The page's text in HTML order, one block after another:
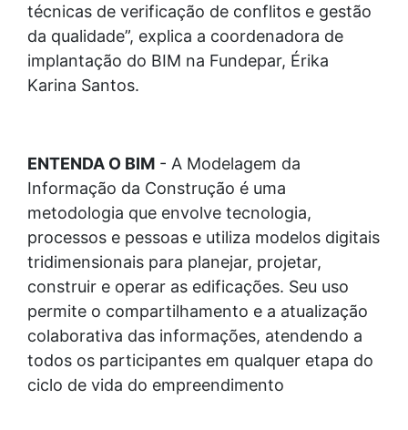
técnicas de verificação de conflitos e gestão
da qualidade”, explica a coordenadora de
implantação do BIM na Fundepar, Érika
Karina Santos.
ENTENDA O BIM - A Modelagem da
Informação da Construção é uma
metodologia que envolve tecnologia,
processos e pessoas e utiliza modelos digitais
tridimensionais para planejar, projetar,
construir e operar as edificações. Seu uso
permite o compartilhamento e a atualização
colaborativa das informações, atendendo a
todos os participantes em qualquer etapa do
ciclo de vida do empreendimento